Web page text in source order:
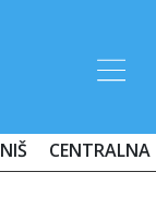
NIŠ CENTRALNA